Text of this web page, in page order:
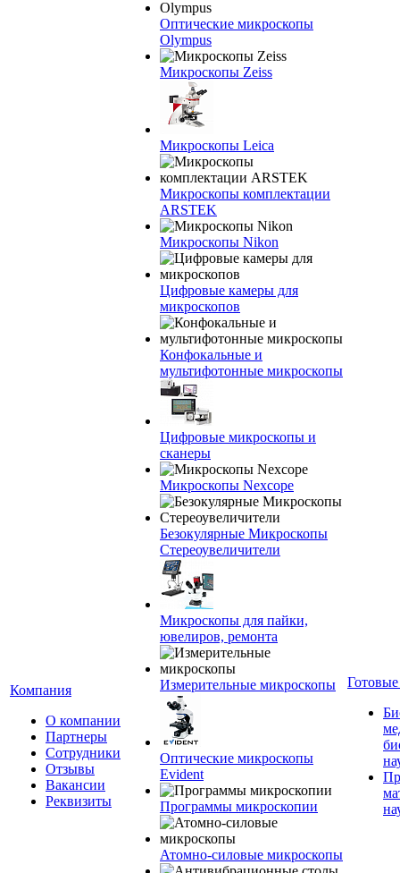
Компания
О компании
Партнеры
Сотрудники
Отзывы
Вакансии
Реквизиты
Оптические микроскопы
Olympus
Микроскопы Zeiss
Микроскопы Leica
Микроскопы комплектации
ARSTEK
Микроскопы Nikon
Цифровые камеры для
микроскопов
Конфокальные и
мультифотонные микроскопы
Цифровые микроскопы и
сканеры
Микроскопы Nexcope
Безокулярные Микроскопы
Стереоувеличители
Микроскопы для пайки,
ювелиров, ремонта
Измерительные микроскопы
Оптические микроскопы
Evident
Программы микроскопии
Атомно-силовые микроскопы